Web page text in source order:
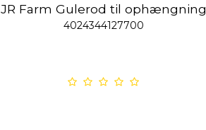
JR Farm Gulerod til ophængning
4024344127700